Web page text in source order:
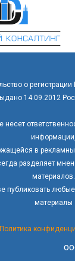
о
14.09.2012
несет
информации,
в
разделяет
материалов.
публиковать
материалы
Политика